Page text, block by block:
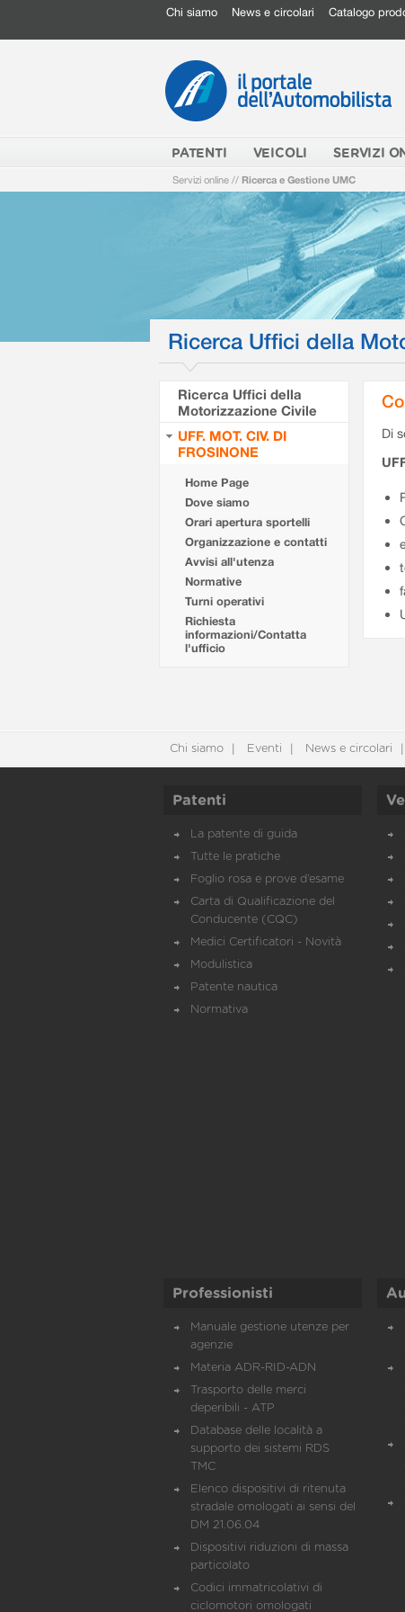
Chi siamo News e circolari Catalogo
PATENTI VEICOLI SERVIZI
Servizi online // Ricerca e Gestione UMC
Ricerca Uffici della
Ricerca Uffici della
Motorizzazione Civile
UFF. MOT. CIV. DI
FROSINONE
Home Page
Dove siamo
Orari apertura sportelli
Organizzazione e contatti
Avvisi all'utenza
Normative
Turni operativi
Richiesta
informazioni/Contatta
l'ufficio
Di
Chi siamo Eventi News e circolari
Patenti
La patente di guida
Tutte le pratiche
Foglio rosa e prove d’esame
Carta di Qualificazione del
Conducente (CQC)
Medici Certificatori - Novità
Modulistica
Patente nautica
Normativa
Professionisti
Manuale gestione utenze per
agenzie
Materia ADR-RID-ADN
Trasporto delle merci
deperibili - ATP
Database delle località a
supporto dei sistemi RDS
TMC
Elenco dispositivi di ritenuta
stradale omologati ai sensi del
DM 21.06.04
Dispositivi riduzioni di massa
particolato
Codici immatricolativi di
ciclomotori omologati